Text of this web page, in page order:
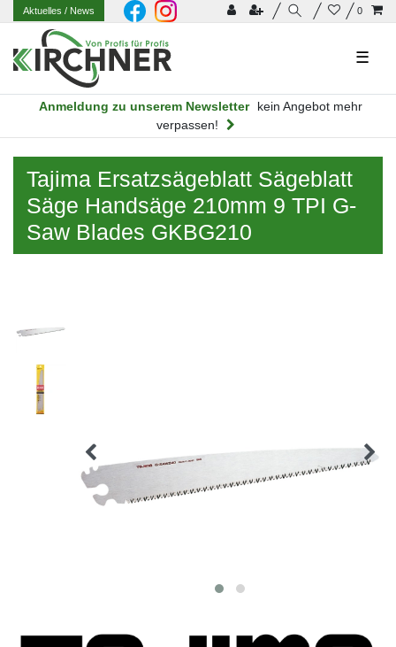
0
Aktuelles/ News
☰
Anmeldung zu unserem Newsletter
kein Angebot mehr
verpassen!
Tajima Ersatzsägeblatt Sägeblatt
Säge Handsäge 210mm 9 TPI G-
Saw Blades GKBG210